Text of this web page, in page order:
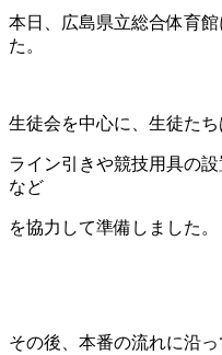
本日、広島県立総合体育
た。
生徒会を中心に、生徒た
ライン引きや競技用具の
など
を協力して準備しました。
その後、本番の流れに沿